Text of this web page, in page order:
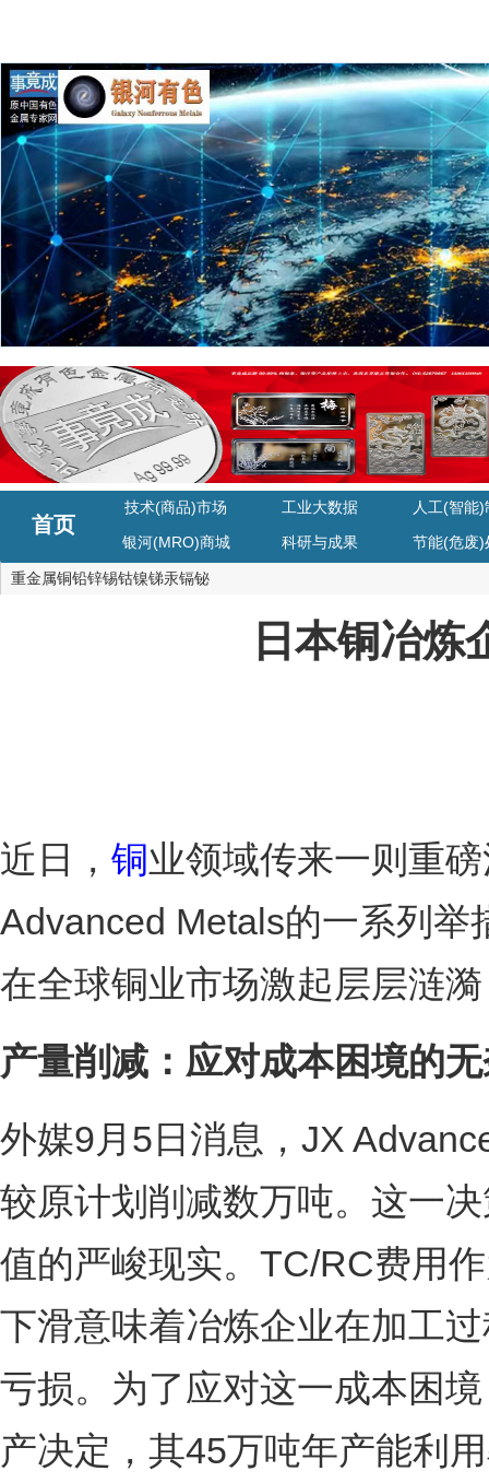
首页
技术(商品)市场 工业大数据
人工(智能)
银河(MRO)商城
科研与成果 节能(危废)
重金属铜铅锌锡钴镍锑汞镉铋
日本铜冶炼
近日， 铜业领域传来一则重
Advanced Metals的一系列
在全球铜业市场激起层层涟
产量削减：应对成本困境的
外媒9月5日消息，JX
较原计划削减数万吨。这一
值的严峻现实。TC/RC费用
下滑意味着冶炼企业在加工
亏损。为了应对这一成本困
产决定，其45万吨年产能利